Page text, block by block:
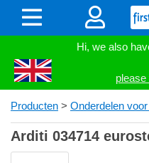
Hi, we also
please
Producten > Onderdelen
Arditi 034714